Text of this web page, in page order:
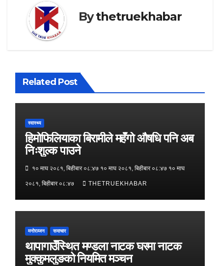
Bythetruekhabar
Related Post
स्वास्थ्य
हिमोफिलियाका बिरामीले महँगो औषधि पनि अब
निःशुल्क पाउने
१० माघ २०८१, बिहीबार ०८:४७ १० माघ २०८१, बिहीबार ०८:४७ १० माघ
२०८१, बिहीबार ०८:४७ THETRUEKHABAR
मनोरञ्जन समाचार
थापागाउँस्थित मण्डला नाटक घरमा नाटक
मुक्कुमलुङको नियमित मञ्चन